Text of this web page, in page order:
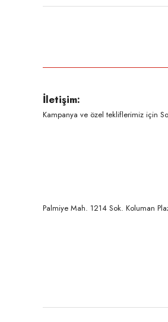
Ürün açıklamasında eksik bilgiler
Ürün bilgilerinde hatalar
İletişim:
Kampanya ve özel tekliflerimiz için
Palmiye Mah. 1214 Sok. Koluman Plaza 2/B Yenişehir/ MERSİN.ㅤㅤㅤㅤㅤㅤㅤㅤㅤㅤㅤㅤㅤ